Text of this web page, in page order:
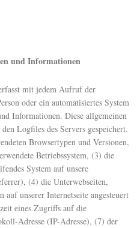
und Informationen
mit jedem Aufruf der
oder ein automatisiertes System
Informationen. Diese allgemeinen
Logfiles des Servers gespeichert.
Browsertypen und Versionen,
Betriebssystem, (3) die
System auf unsere
(4) die Unterwebseiten,
auf unserer Internetseite angesteuert
eines Zugriffs auf die
Adresse (IP-Adresse), (7) der